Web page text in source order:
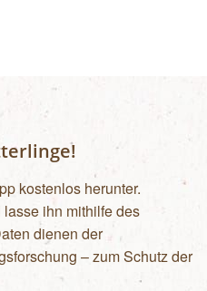
kostenlos herunter.
ihn mithilfe des
dienen der
– zum Schutz der